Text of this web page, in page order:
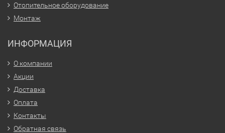
Отопительное оборудование
Монтаж
ИНФОРМАЦИЯ
О компании
Акции
Доставка
Оплата
Контакты
Обратная связь